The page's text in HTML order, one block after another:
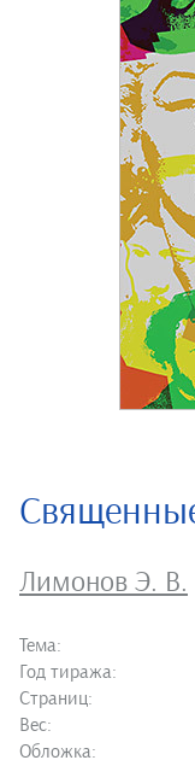
Лимонов Э. В.
Тема:
Год тиража:
Страниц:
Вес:
Обложка: